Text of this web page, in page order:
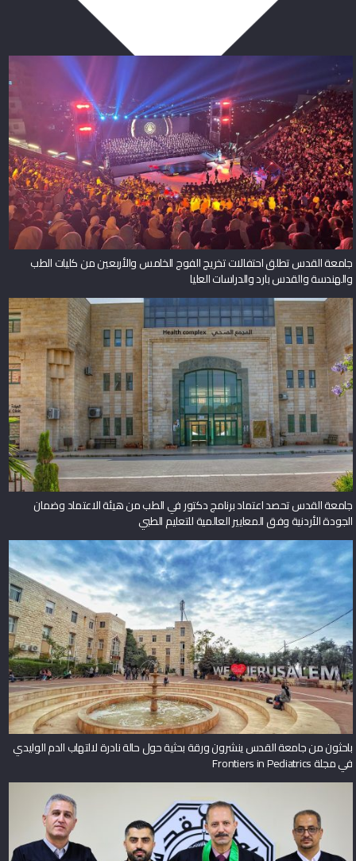
جامعة القدس تطلق احتفالات تخريج الفوج الخامس والأربعين من كليات الطب
والهندسة والقدس بارد والدراسات العليا
جامعة القدس تحصد اعتماد برنامج دكتور في الطب من هيئة الاعتماد وضمان
الجودة الأردنية وفق المعايير العالمية للتعليم الطبي
باحثون من جامعة القدس ينشرون ورقة بحثية حول حالة نادرة لالتهاب الدم الوليدي
في مجلة Frontiers in Pediatrics